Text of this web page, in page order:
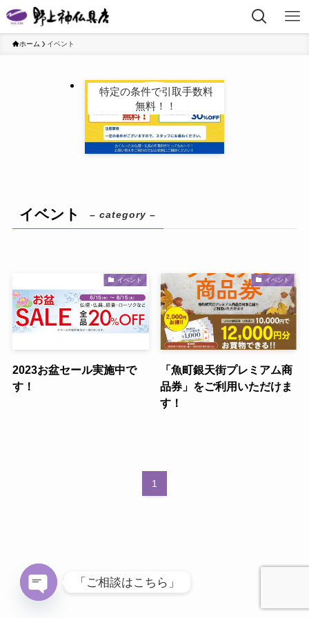
ホーム イベント
特定の条件で引取手数料
無料！！
イベント – category –
イベント
2023お盆セール実施中で
す！
イベント
「魚町銀天街プレミアム商
品券」をご利用いただけま
す！
1
「ご相談はこちら」